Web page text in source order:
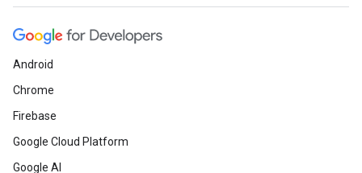
Android
Chrome
Firebase
Google Cloud Platform
Google AI